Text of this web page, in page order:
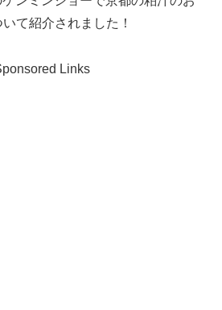
て紹介されました！
Links